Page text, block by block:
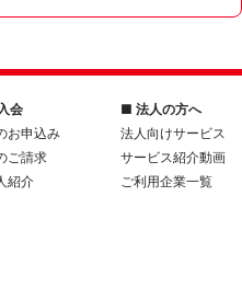
会
お申込み
ご請求
紹介
■ 法人の方へ
法人向けサービス
サービス紹介動画
ご利用企業一覧